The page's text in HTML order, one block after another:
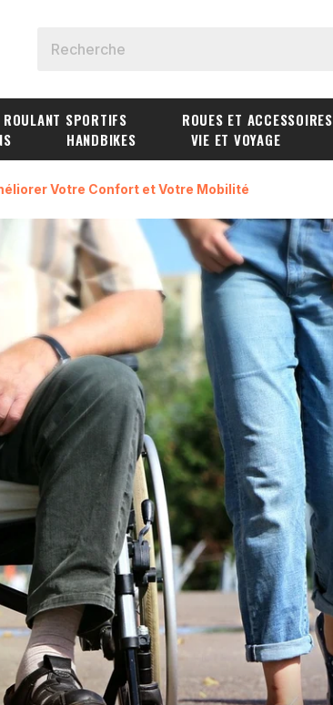
SPORTIFS ROUES ET ACCESSOIRES
HANDBIKES VIE ET VOYAGE
Votre Confort et Votre Mobilité